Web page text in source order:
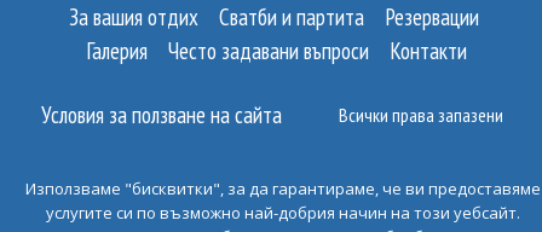
За вашия отдих
Сватби и партита
Резервации
Галерия
Често задавани въпроси Контакти
Всички права запазени
Условия за ползване на сайта
Използваме "бисквитки", за да гарантираме, че ви предоставяме
услугите си по възможно най-добрия начин на този уебсайт.